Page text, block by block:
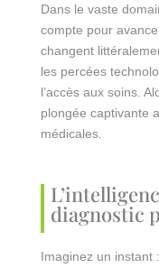
Dans le vaste
compte pour
changent
les percées
l’accès aux soins.
plongée captivante
médicales.
diagnostic
Imaginez un instant